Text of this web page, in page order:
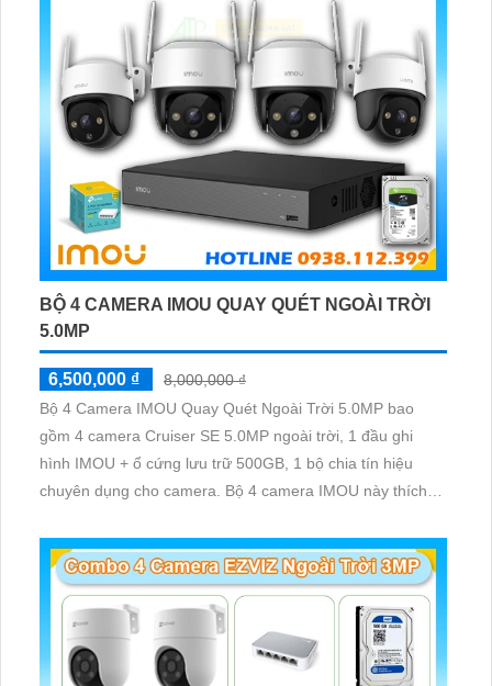
BỘ 4 CAMERA IMOU QUAY QUÉT NGOÀI TRỜI
5.0MP
6,500,000 ₫
8,000,000 ₫
Bộ 4 Camera IMOU Quay Quét Ngoài Trời 5.0MP bao
gồm 4 camera Cruiser SE 5.0MP ngoài trời, 1 đầu ghi
hình IMOU + ổ cứng lưu trữ 500GB, 1 bộ chia tín hiệu
chuyên dụng cho camera. Bộ 4 camera IMOU này thích
cần giám sát ngoài trời